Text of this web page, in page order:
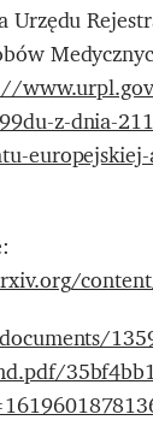
Urzędu
z-dnia-